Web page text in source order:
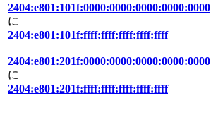
2404:e801:101f:0000:0000:0000:0000:0000
に
2404:e801:101f:ffff:ffff:ffff:ffff:ffff
2404:e801:201f:0000:0000:0000:0000:0000
に
2404:e801:201f:ffff:ffff:ffff:ffff:ffff